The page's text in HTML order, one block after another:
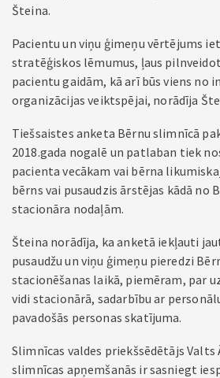
Šteina.
Pacientu un viņu ģimeņu vērtējums
stratēģiskos lēmumus, ļaus
pacientu gaidām, kā arī būs viens no
organizācijas veiktspējai, norādīja
Tiešsaistes anketa Bērnu slimnīcā
2018.gada nogalē un patlaban tiek
pacienta vecākam vai bērna
bērns vai pusaudzis ārstējas kādā no
stacionāra nodaļām.
Šteina norādīja, ka anketā iekļauti
pusaudžu un viņu ģimeņu pieredzi
stacionēšanas laikā, piemēram, par
vidi stacionārā, sadarbību ar
pavadošās personas skatījuma.
Slimnīcas valdes priekšsēdētājs Valts
slimnīcas apņemšanās ir sasniegt